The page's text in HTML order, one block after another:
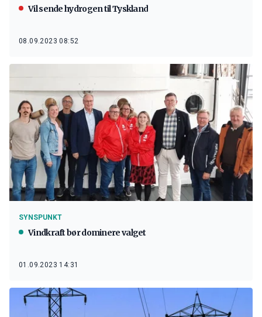
Vil sende hydrogen til Tyskland
08.09.2023 08:52
SYNSPUNKT
Vindkraft bør dominere valget
01.09.2023 14:31